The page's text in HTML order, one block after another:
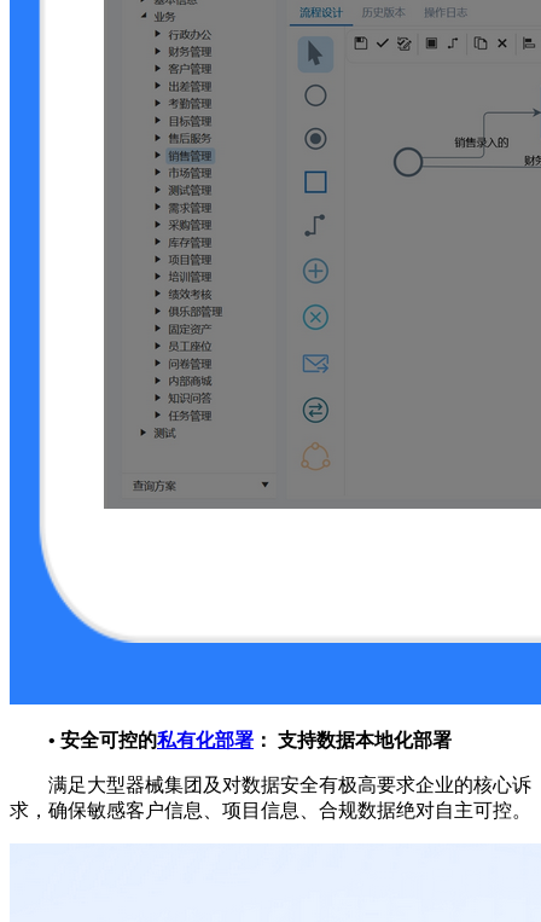
• 安全可控的私有化部署 ： 支持数据本地化部署
满足大型器械集团及对数据安全有极高要求企业的核心诉
求，确保敏感客户信息、项目信息、合规数据绝对自主可控。